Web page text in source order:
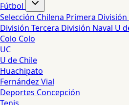
Fútbol
Selección Chilena Primera División
División Tercera División Naval U
Colo Colo
UC
U de Chile
Huachipato
Fernández Vial
Deportes Concepción